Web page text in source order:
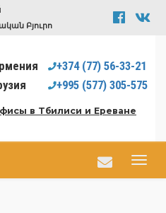
Բյուրո
+374 (77) 56-33-21
+995 (577) 305-575
в Тбилиси и Ереване